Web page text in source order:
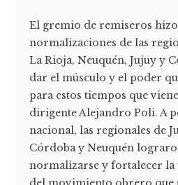
El gremio de remiseros
normalizaciones de las
La Rioja, Neuquén, Jujuy y
dar el músculo y el poder
para estos tiempos que
dirigente Alejandro Poli. A
nacional, las regionales de
Córdoba y Neuquén
normalizarse y fortalecer la